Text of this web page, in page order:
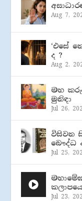
Aug 7,
‘එසේ
ද ?
Aug 2,
මහ
මුනිඳා
Jul 26,
විසිවන
බෞද්ධ
Jul 25,
Jul 23,